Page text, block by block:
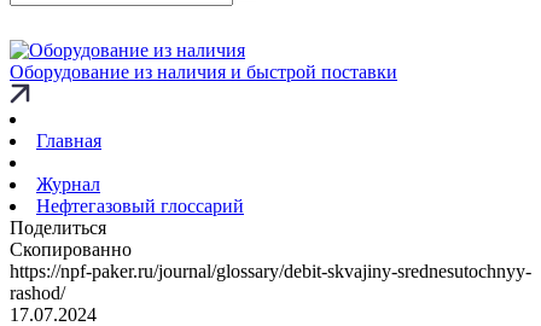
Оборудование из наличия и быстрой поставки
Главная
Журнал
Нефтегазовый глоссарий
Поделиться
Скопированно
https://npf-paker.ru/journal/glossary/debit-skvajiny-srednesutochnyy-
rashod/
17.07.2024